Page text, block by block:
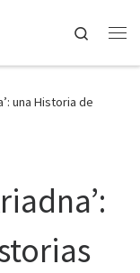
Search
una Historia de